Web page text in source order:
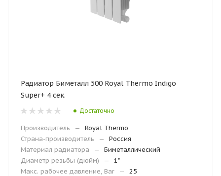
Радиатор Биметалл 500 Royal Thermo Indigo
Super+ 4 сек.
Достаточно
Производитель —
Royal Thermo
Страна-производитель
—
Россия
Материал радиатора
—
Биметаллический
Диаметр резьбы (дюйм)
—
1"
Макс. рабочее давление, Bar
—
25